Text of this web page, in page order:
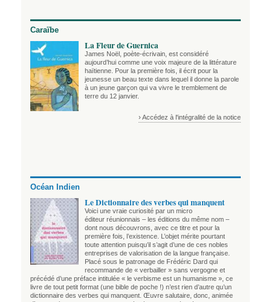
Caraïbe
La Fleur de Guernica
James Noël, poète-écrivain, est considéré
aujourd’hui comme une voix majeure de la littérature
haïtienne. Pour la première fois, il écrit pour la
jeunesse un beau texte dans lequel il donne la parole
à un jeune garçon qui va vivre le tremblement de
terre du 12 janvier.
› Accédez à l'intégralité de la notice
Océan Indien
Le Dictionnaire des verbes qui manquent
Voici une vraie curiosité par un micro
éditeur réunionnais – les éditions du même nom –
dont nous découvrons, avec ce titre et pour la
première fois, l’existence. L’objet mérite pourtant
toute attention puisqu’il s’agit d’une de ces nobles
entreprises de valorisation de la langue française.
Placé sous le patronage de Frédéric Dard qui
recommande de « verbailler » sans vergogne et
précédé d’une préface intitulée « le verbisme est un humanisme », ce
livre de tout petit format (une bible de poche !) n’est rien d’autre qu’un
dictionnaire des verbes qui manquent. Œuvre salutaire, donc, animée